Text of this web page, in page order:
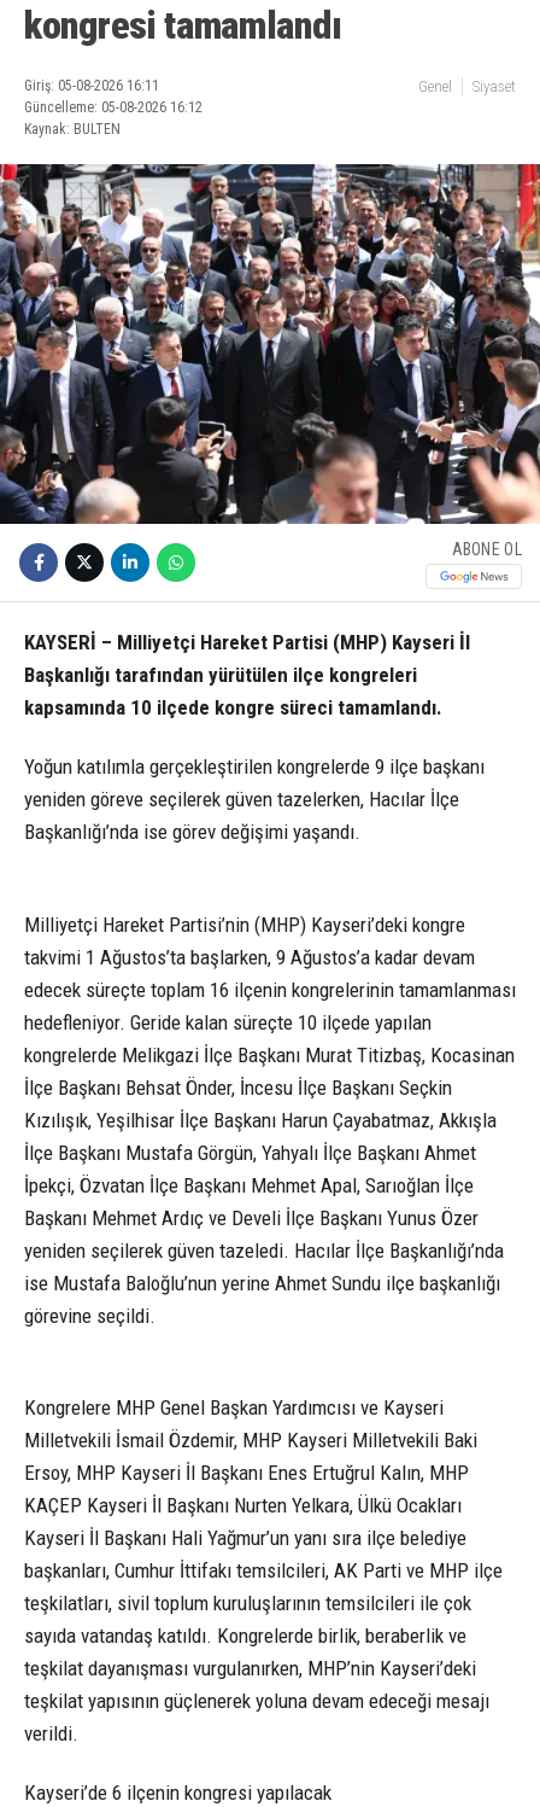
kongresi tamamlandı
Giriş: 05-08-2026 16:11
Güncelleme: 05-08-2026 16:12
Kaynak: BULTEN
Genel Siyaset
ABONE OL
KAYSERİ – Milliyetçi Hareket Partisi (MHP) Kayseri İl
Başkanlığı tarafından yürütülen ilçe kongreleri
kapsamında 10 ilçede kongre süreci tamamlandı.
Yoğun katılımla gerçekleştirilen kongrelerde 9 ilçe başkanı
yeniden göreve seçilerek güven tazelerken, Hacılar İlçe
Başkanlığı’nda ise görev değişimi yaşandı.
Milliyetçi Hareket Partisi’nin (MHP) Kayseri’deki kongre
takvimi 1 Ağustos’ta başlarken, 9 Ağustos’a kadar devam
edecek süreçte toplam 16 ilçenin kongrelerinin tamamlanması
hedefleniyor. Geride kalan süreçte 10 ilçede yapılan
kongrelerde Melikgazi İlçe Başkanı Murat Titizbaş, Kocasinan
İlçe Başkanı Behsat Önder, İncesu İlçe Başkanı Seçkin
Kızılışık, Yeşilhisar İlçe Başkanı Harun Çayabatmaz, Akkışla
İlçe Başkanı Mustafa Görgün, Yahyalı İlçe Başkanı Ahmet
İpekçi, Özvatan İlçe Başkanı Mehmet Apal, Sarıoğlan İlçe
Başkanı Mehmet Ardıç ve Develi İlçe Başkanı Yunus Özer
yeniden seçilerek güven tazeledi. Hacılar İlçe Başkanlığı’nda
ise Mustafa Baloğlu’nun yerine Ahmet Sundu ilçe başkanlığı
görevine seçildi.
Kongrelere MHP Genel Başkan Yardımcısı ve Kayseri
Milletvekili İsmail Özdemir, MHP Kayseri Milletvekili Baki
Ersoy, MHP Kayseri İl Başkanı Enes Ertuğrul Kalın, MHP
KAÇEP Kayseri İl Başkanı Nurten Yelkara, Ülkü Ocakları
Kayseri İl Başkanı Hali Yağmur’un yanı sıra ilçe belediye
başkanları, Cumhur İttifakı temsilcileri, AK Parti ve MHP ilçe
teşkilatları, sivil toplum kuruluşlarının temsilcileri ile çok
sayıda vatandaş katıldı. Kongrelerde birlik, beraberlik ve
teşkilat dayanışması vurgulanırken, MHP’nin Kayseri’deki
teşkilat yapısının güçlenerek yoluna devam edeceği mesajı
verildi.
Kayseri’de 6 ilçenin kongresi yapılacak